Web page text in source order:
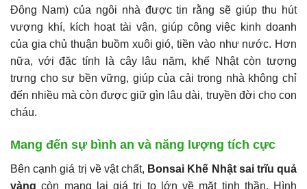
Đông Nam) của ngôi nhà được tin rằng sẽ giúp thu hút
vượng khí, kích hoạt tài vận, giúp công việc kinh doanh
của gia chủ thuận buồm xuôi gió, tiền vào như nước. Hơn
nữa, với đặc tính là cây lâu năm, khế Nhật còn tượng
trưng cho sự bền vững, giúp của cải trong nhà không chỉ
đến nhiều mà còn được giữ gìn lâu dài, truyền đời cho con
cháu.
Mang đến sự bình an và năng lượng tích cực
Bên cạnh giá trị về vật chất, Bonsai Khế Nhật sai trĩu quả
vàng còn mang lại giá trị to lớn về mặt tinh thần. Hình